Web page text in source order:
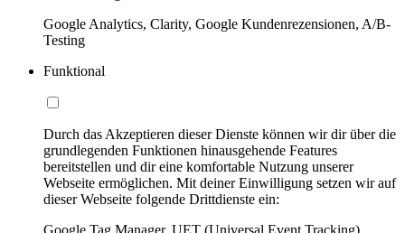
Google Analytics, Clarity, Google Kundenrezensionen, A/B-
Testing
Funktional
Durch das Akzeptieren dieser Dienste können wir dir über die
grundlegenden Funktionen hinausgehende Features
bereitstellen und dir eine komfortable Nutzung unserer
Webseite ermöglichen. Mit deiner Einwilligung setzen wir auf
dieser Webseite folgende Drittdienste ein:
Google Tag Manager, UET (Universal Event Tracking)